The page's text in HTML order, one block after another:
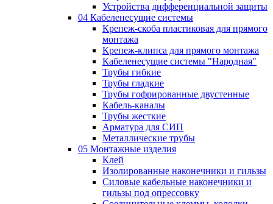
Устройства дифференциальной защиты
04 Кабеленесущие системы
Крепеж-скоба пластиковая для прямого
монтажа
Крепеж-клипса для прямого монтажа
Кабеленесущие системы "Народная"
Трубы гибкие
Трубы гладкие
Трубы гофрированные двустенные
Кабель-каналы
Трубы жесткие
Арматура для СИП
Металлические трубы
05 Монтажные изделия
Клей
Изолированные наконечники и гильзы
Силовые кабельные наконечники и
гильзы под опрессовку